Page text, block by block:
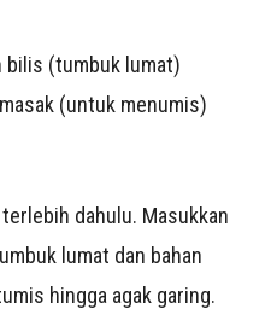
bilis (tumbuk lumat)
(untuk menumis)
dahulu. Masukkan
lumat dan bahan
hingga agak garing.